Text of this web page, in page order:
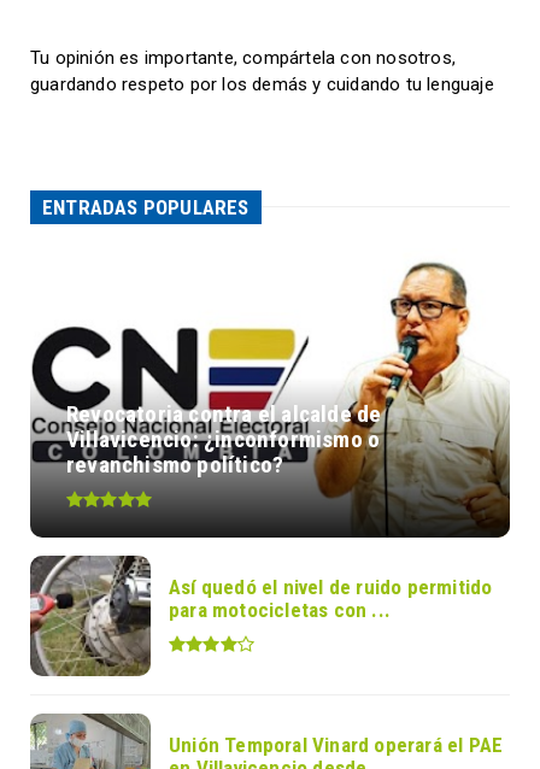
Tu opinión es importante, compártela con nosotros,
guardando respeto por los demás y cuidando tu lenguaje
ENTRADAS POPULARES
Revocatoria contra el alcalde de
Villavicencio: ¿inconformismo o
revanchismo político?
Así quedó el nivel de ruido permitido
para motocicletas con ...
Unión Temporal Vinard operará el PAE